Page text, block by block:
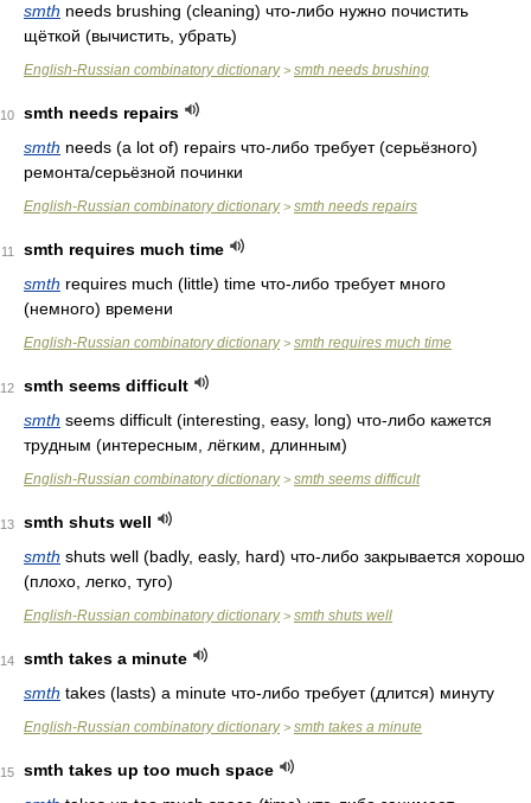
smth needs brushing (cleaning) что-либо нужно почистить
щёткой (вычистить, убрать)
English-Russian combinatory dictionary> smth needs brushing
10
smth needs repairs
smth needs (a lot of) repairs что-либо требует (серьёзного)
ремонта/серьёзной починки
English-Russian combinatory dictionary> smth needs repairs
11
smth requires much time
smth requires much (little) time что-либо требует много
(немного) времени
English-Russian combinatory dictionary> smth requires much time
12
smth seems difficult
smth seems difficult (interesting, easy, long) что-либо кажется
трудным (интересным, лёгким, длинным)
English-Russian combinatory dictionary> smth seems difficult
13
smth shuts well
smth shuts well (badly, easly, hard) что-либо закрывается хорошо
(плохо, легко, туго)
English-Russian combinatory dictionary> smth shuts well
14
smth takes a minute
smth takes (lasts) a minute что-либо требует (длится) минуту
English-Russian combinatory dictionary> smth takes a minute
15
smth takes up too much space